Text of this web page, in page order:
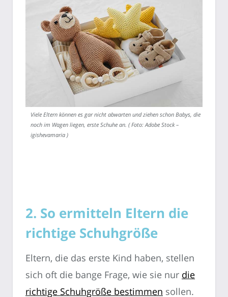
Viele Eltern können es gar nicht abwarten und ziehen schon Babys, die
noch im Wagen liegen, erste Schuhe an. ( Foto: Adobe Stock –
igishevamaria )
2. So ermitteln Eltern die
richtige Schuhgröße
Eltern, die das erste Kind haben, stellen
sich oft die bange Frage, wie sie nur die
richtige Schuhgröße bestimmen sollen.